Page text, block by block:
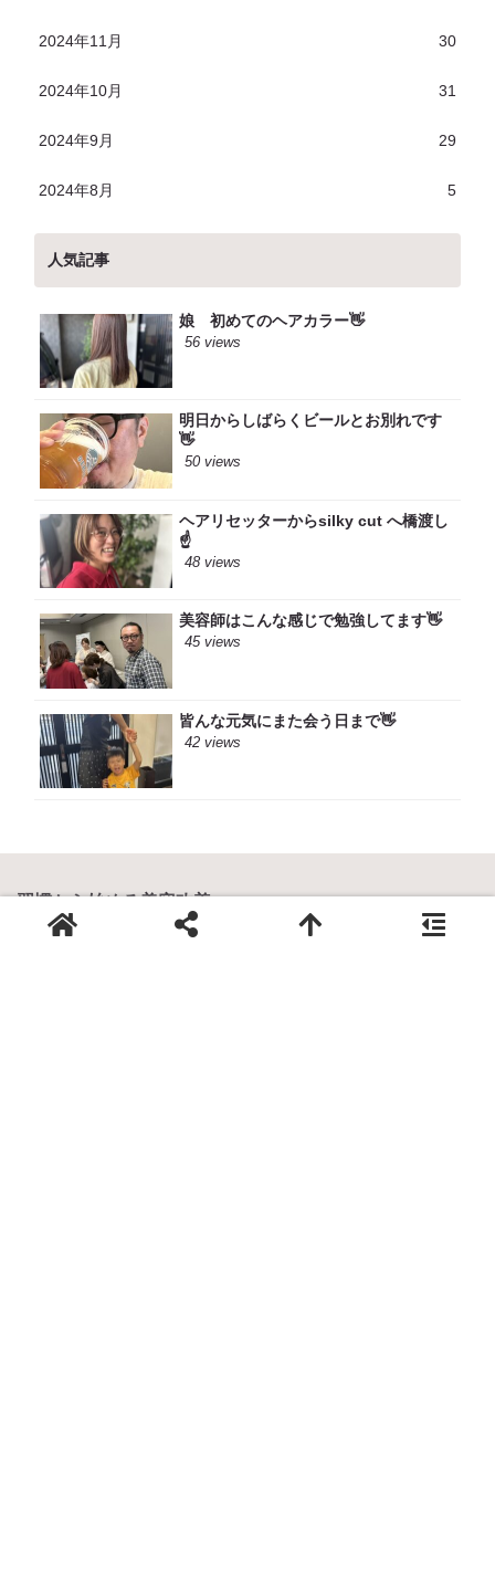
2024年11月 30
2024年10月 31
2024年9月 29
2024年8月 5
人気記事
娘 初めてのヘアカラー👋
56 views
明日からしばらくビールとお別れです
👋
50 views
ヘアリセッターからsilky cut へ橋渡し
☝️
48 views
美容師はこんな感じで勉強してます👋
45 views
皆んな元気にまた会う日まで👋
42 views
習慣から始める美容改善 -
自然なキレイを追求するサロン